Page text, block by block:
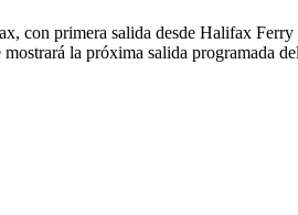
con primera salida desde Halifax
la próxima salida programada